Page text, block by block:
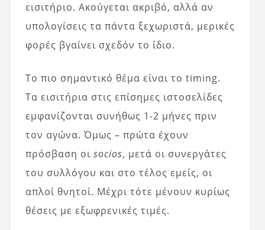
εισιτήριο. Ακούγεται ακριβό, αλλά αν
υπολογίσεις τα πάντα ξεχωριστά, μερικές
φορές βγαίνει σχεδόν το ίδιο.
Το πιο σημαντικό θέμα είναι το timing.
Τα εισιτήρια στις επίσημες ιστοσελίδες
εμφανίζονται συνήθως 1-2 μήνες πριν
τον αγώνα. Όμως – πρώτα έχουν
πρόσβαση οι socios, μετά οι συνεργάτες
του συλλόγου και στο τέλος εμείς, οι
απλοί θνητοί. Μέχρι τότε μένουν κυρίως
θέσεις με εξωφρενικές τιμές.